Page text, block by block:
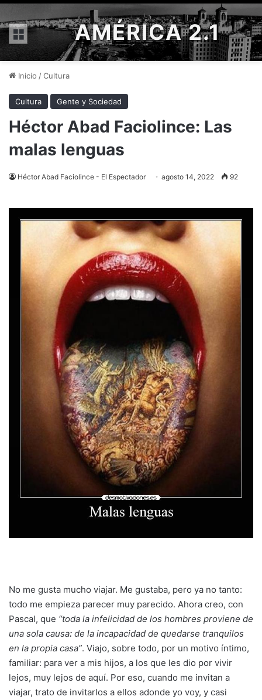
Menú AMÉRICA 2.1
Inicio /Cultura
Cultura Gente y Sociedad
Héctor Abad Faciolince: Las
malas lenguas
Héctor Abad Faciolince - El Espectador agosto 14, 2022 92
No me gusta mucho viajar. Me gustaba, pero ya no tanto:
todo me empieza parecer muy parecido. Ahora creo, con
Pascal, que “toda la infelicidad de los hombres proviene de
una sola causa: de la incapacidad de quedarse tranquilos
en la propia casa”. Viajo, sobre todo, por un motivo íntimo,
familiar: para ver a mis hijos, a los que les dio por vivir
lejos, muy lejos de aquí. Por eso, cuando me invitan a
viajar, trato de invitarlos a ellos adonde yo voy, y casi